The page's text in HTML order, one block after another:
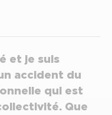
et je suis
accident du
qui est
Que